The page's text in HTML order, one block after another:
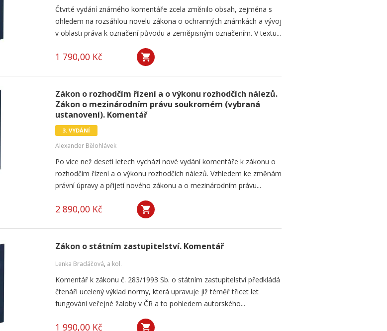
Čtvrté vydání známého komentáře zcela změnilo obsah, zejména s
ohledem na rozsáhlou novelu zákona o ochranných známkách a vývoj
v oblasti práva k označení původu a zeměpisným označením. V textu...
1 790,00 Kč
Zákon o rozhodčím řízení a o výkonu rozhodčích nálezů.
Zákon o mezinárodním právu soukromém (vybraná
ustanovení). Komentář
3. VYDÁNÍ
Alexander Bělohlávek
Po více než deseti letech vychází nové vydání komentáře k zákonu o
rozhodčím řízení a o výkonu rozhodčích nálezů. Vzhledem ke změnám
právní úpravy a přijetí nového zákonu a o mezinárodním právu...
2 890,00 Kč
Zákon o státním zastupitelství. Komentář
Lenka Bradáčová, a kol.
Komentář k zákonu č. 283/1993 Sb. o státním zastupitelství předkládá
čtenáři ucelený výklad normy, která upravuje již téměř třicet let
fungování veřejné žaloby v ČR a to pohledem autorského...
1 990,00 Kč